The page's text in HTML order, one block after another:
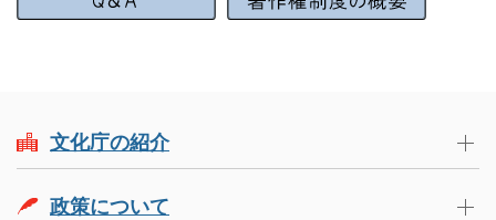
文化庁の紹介
政策について